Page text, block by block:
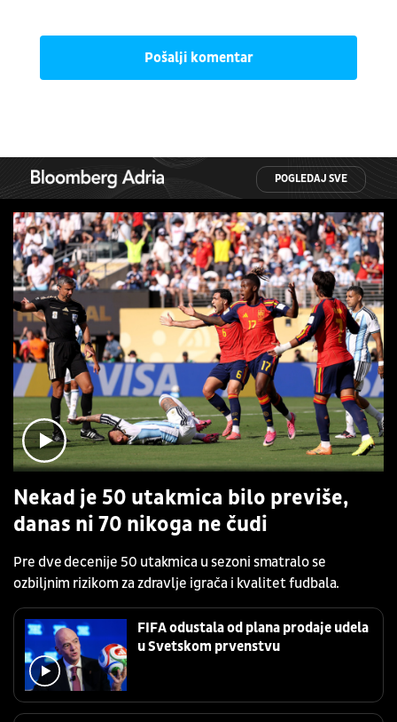
Pošalji komentar
POGLEDAJ SVE
Nekad je 50 utakmica bilo previše,
danas ni 70 nikoga ne čudi
Pre dve decenije 50 utakmica u sezoni smatralo se
ozbiljnim rizikom za zdravlje igrača i kvalitet fudbala.
FIFA odustala od plana prodaje udela
u Svetskom prvenstvu